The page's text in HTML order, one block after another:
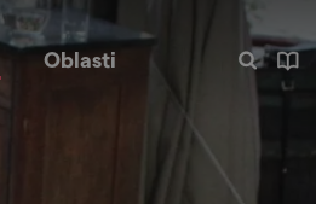
Oblasti